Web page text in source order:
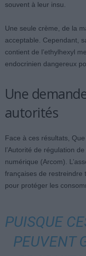
souvent à leur insu.
Une seule crème, de la
acceptable. Cependant,
contient de l’ethylhexyl
endocrinien dangereux
Une
autorités
Face à ces résultats,
l’Autorité de régulation
numérique (Arcom).
françaises de restreindre
pour protéger les
PUISQUE
PEUVENT